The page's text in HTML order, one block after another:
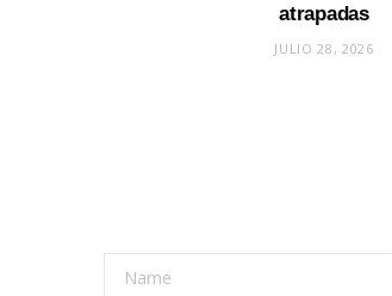
atrapadas
JULIO 28, 2026